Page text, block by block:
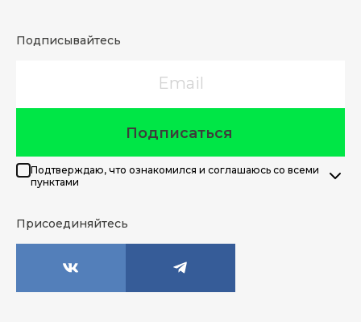
Подписывайтесь
Подписаться
Подтверждаю, что ознакомился и соглашаюсь со всеми
пунктами
Присоединяйтесь